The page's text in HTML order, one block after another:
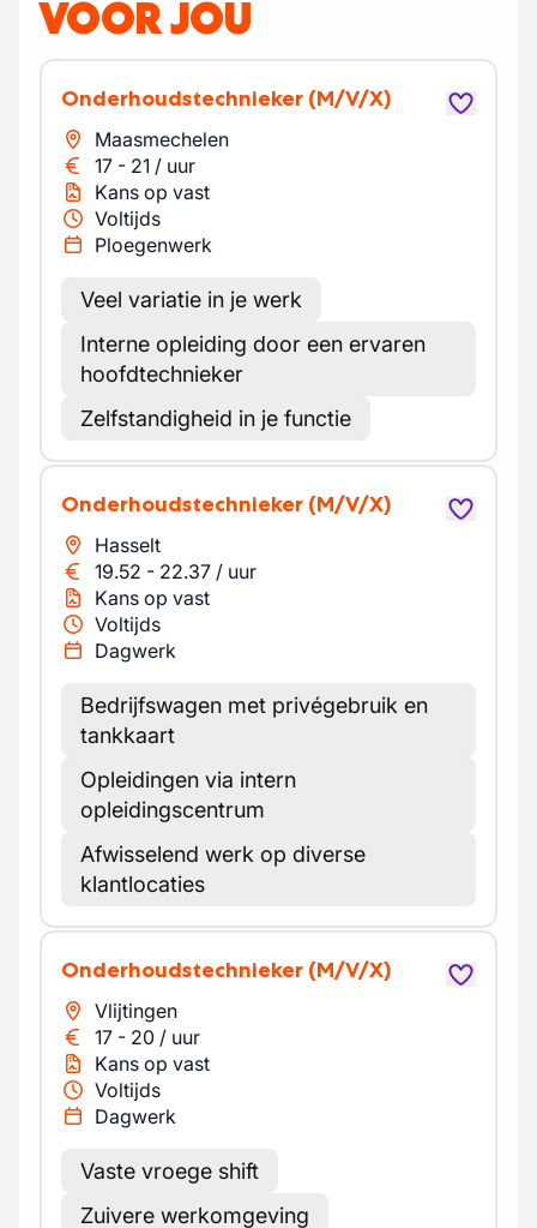
VOOR JOU
Onderhoudstechnieker (M/V/X)
Maasmechelen
17 - 21 / uur
Kans op vast
Voltijds
Ploegenwerk
Veel variatie in je werk
Interne opleiding door een ervaren
hoofdtechnieker
Zelfstandigheid in je functie
Onderhoudstechnieker (M/V/X)
Hasselt
19.52 - 22.37 / uur
Kans op vast
Voltijds
Dagwerk
Bedrijfswagen met privégebruik en
tankkaart
Opleidingen via intern
opleidingscentrum
Afwisselend werk op diverse
klantlocaties
Onderhoudstechnieker (M/V/X)
Vlijtingen
17 - 20 / uur
Kans op vast
Voltijds
Dagwerk
Vaste vroege shift
Zuivere werkomgeving